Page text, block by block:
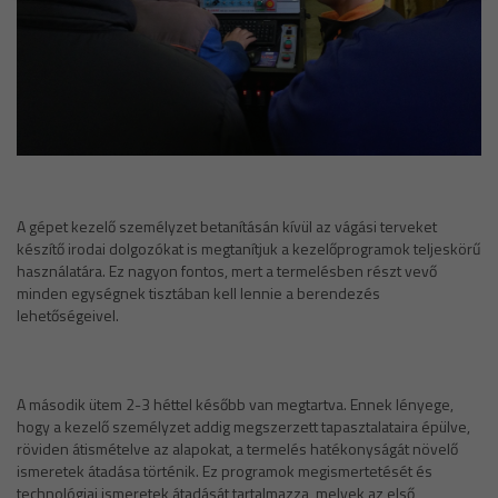
A gépet kezelő személyzet betanításán kívül az vágási terveket
készítő irodai dolgozókat is megtanítjuk a kezelőprogramok teljeskörű
használatára. Ez nagyon fontos, mert a termelésben részt vevő
minden egységnek tisztában kell lennie a berendezés
lehetőségeivel.
A második ütem 2-3 héttel később van megtartva. Ennek lényege,
hogy a kezelő személyzet addig megszerzett tapasztalataira épülve,
röviden átismételve az alapokat, a termelés hatékonyságát növelő
ismeretek átadása történik. Ez programok megismertetését és
technológiai ismeretek átadását tartalmazza, melyek az első